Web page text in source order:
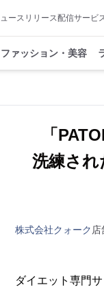
ースリリース配信サービ
ファッション・美容
「
洗練され
株式会社クォーク 店
ダイエット専門